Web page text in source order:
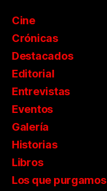
Cine
Crónicas
Destacados
Editorial
Entrevistas
Eventos
Galería
Historias
Libros
Los que purgamos